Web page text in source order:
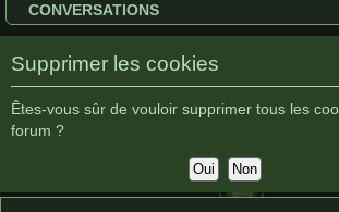
CONVERSATIONS
Supprimer les cookies
Êtes-vous sûr de vouloir supprimer tous les
forum ?